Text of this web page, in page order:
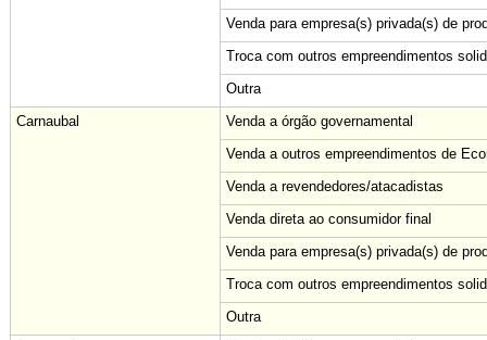
Venda para empresa(s) privada(s) de
Troca com outros empreendimentos
Outra
Carnaubal
Venda a órgão governamental
Venda a outros empreendimentos de
Venda a revendedores/atacadistas
Venda direta ao consumidor final
Venda para empresa(s) privada(s) de
Troca com outros empreendimentos
Outra